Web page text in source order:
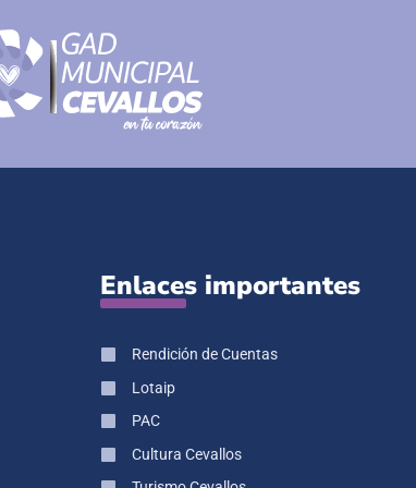
Enlaces importantes
Rendición de Cuentas
Lotaip
PAC
Cultura Cevallos